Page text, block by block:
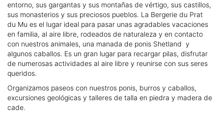
entorno, sus gargantas y sus montañas de vértigo, sus castillos,
sus monasterios y sus preciosos pueblos. La Bergerie du Prat
du Mu es el lugar ideal para pasar unas agradables vacaciones
en familia, al aire libre, rodeados de naturaleza y en contacto
con nuestros animales, una manada de ponis Shetland y
algunos caballos. Es un gran lugar para recargar pilas, disfrutar
de numerosas actividades al aire libre y reunirse con sus seres
queridos.
Organizamos paseos con nuestros ponis, burros y caballos,
excursiones geológicas y talleres de talla en piedra y madera de
cade.